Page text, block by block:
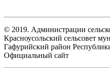
© 2019. Администрации
Красноусольский сельсовет
Гафурийский район
Официальный сайт